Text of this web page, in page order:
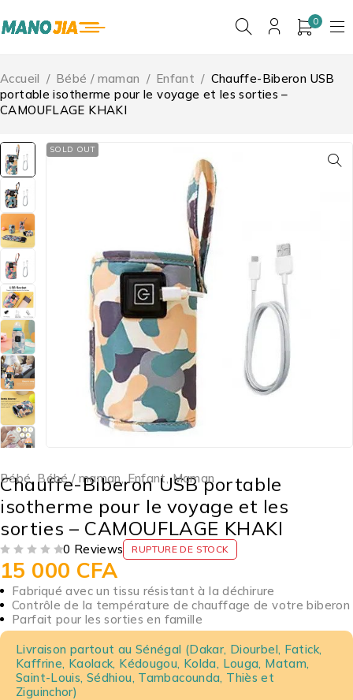
0
Accueil / Bébé / maman / Enfant / Chauffe-Biberon USB
portable isotherme pour le voyage et les sorties –
CAMOUFLAGE KHAKI
SOLD OUT
Bébé Bébé / maman Enfant ,Maman
Chauffe-Biberon USB portable
isotherme pour le voyage et les
sorties – CAMOUFLAGE KHAKI
0 Reviews RUPTURE DE STOCK
15 000 CFA
Fabriqué avec un tissu résistant à la déchirure
Contrôle de la température de chauffage de votre biberon
Parfait pour les sorties en famille
Livraison partout au Sénégal (Dakar, Diourbel, Fatick,
Kaffrine, Kaolack, Kédougou, Kolda, Louga, Matam,
Saint-Louis, Sédhiou, Tambacounda, Thiès et
Ziguinchor)